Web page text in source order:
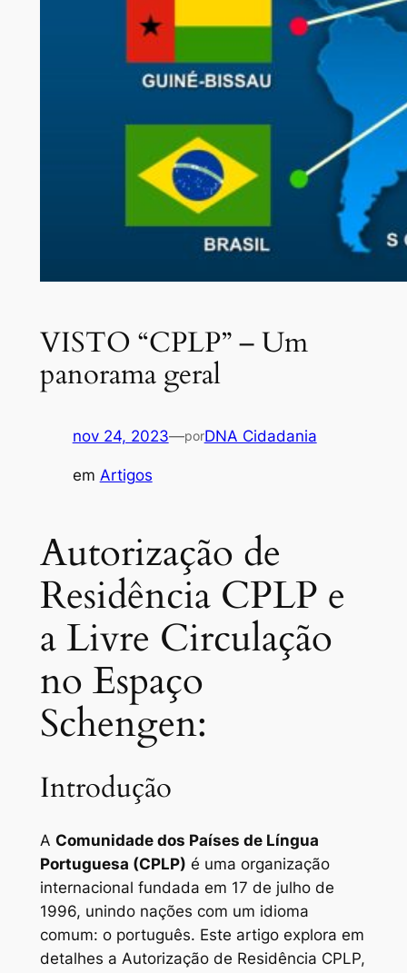
VISTO “CPLP” – Um
panorama geral
nov 24, 2023—porDNA Cidadania
em Artigos
Autorização de
Residência CPLP e
a Livre Circulação
no Espaço
Schengen:
Introdução
A Comunidade dos Países de Língua
Portuguesa (CPLP) é uma organização
internacional fundada em 17 de julho de
1996, unindo nações com um idioma
comum: o português. Este artigo explora em
detalhes a Autorização de Residência CPLP,